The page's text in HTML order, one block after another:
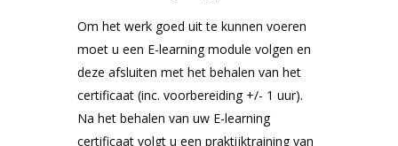
Om het werk goed uit te kunnen voeren
moet u een E-learning module volgen en
deze afsluiten met het behalen van het
certificaat (inc. voorbereiding +/- 1 uur).
Na het behalen van uw E-learning
certificaat volgt u een praktijktraining van